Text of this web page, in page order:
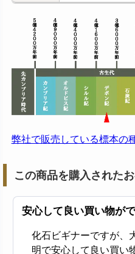
弊社で販売している標本の
この商品を購入された
安心して良い買い物がで
化石ビギナーですが、
明で安心して良い買い